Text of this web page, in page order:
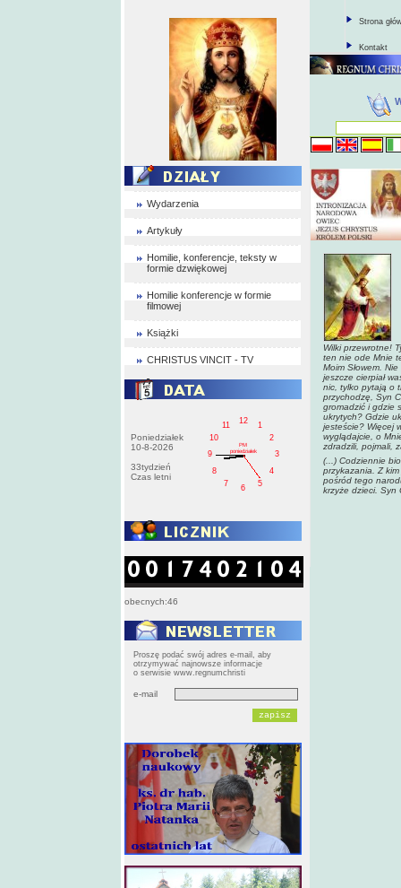
Wydarzenia
Artykuły
Homilie, konferencje, teksty w
formie dzwiękowej
Homilie konferencje w formie
filmowej
Książki
CHRISTUS VINCIT - TV
Poniedziałek
10-8-2026
33tydzień
Czas letni
1
2
3
4
5
6
7
8
9
10
11
12
PM
poniedziałek
obecnych:46
Proszę podać swój adres e-mail, aby
otrzymywać najnowsze informacje
o serwisie www.regnumchristi
e-mail
Strona
Kontakt
Wilki przewrotne!
ten nie ode Mnie
Moim Słowem.
jeszcze cierpiał
nic, tylko pytają o
przychodzę, Syn
gromadzić i gdzie
ukrytych? Gdzie
jesteście? Więcej
wyglądajcie, o
zdradzili, pojmali,
(...) Codziennie
przykazania. Z
pośród tego
krzyże dzieci. Syn